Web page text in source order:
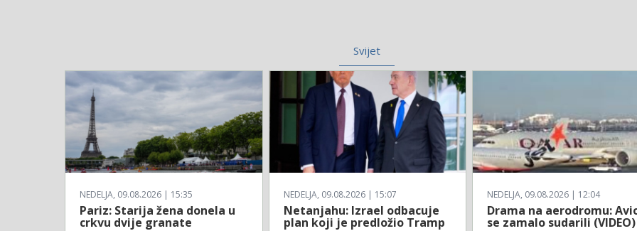
Svijet
NEDELJA, 09.08.2026 | 15:35
Pariz: Starija žena donela u
crkvu dvije granate
NEDELJA, 09.08.2026 | 15:07
Netanjahu: Izrael odbacuje
plan koji je predložio Tramp
NEDELJA, 09.08.2026 | 12:04
Drama na aerodromu:
se zamalo sudarili (VIDEO)